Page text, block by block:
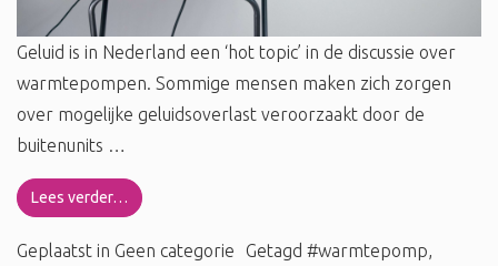
Geluid is in Nederland een ‘hot topic’ in de discussie over
warmtepompen. Sommige mensen maken zich zorgen
over mogelijke geluidsoverlast veroorzaakt door de
buitenunits …
Lees verder…
Geplaatst in Geen categorie Getagd #warmtepomp,